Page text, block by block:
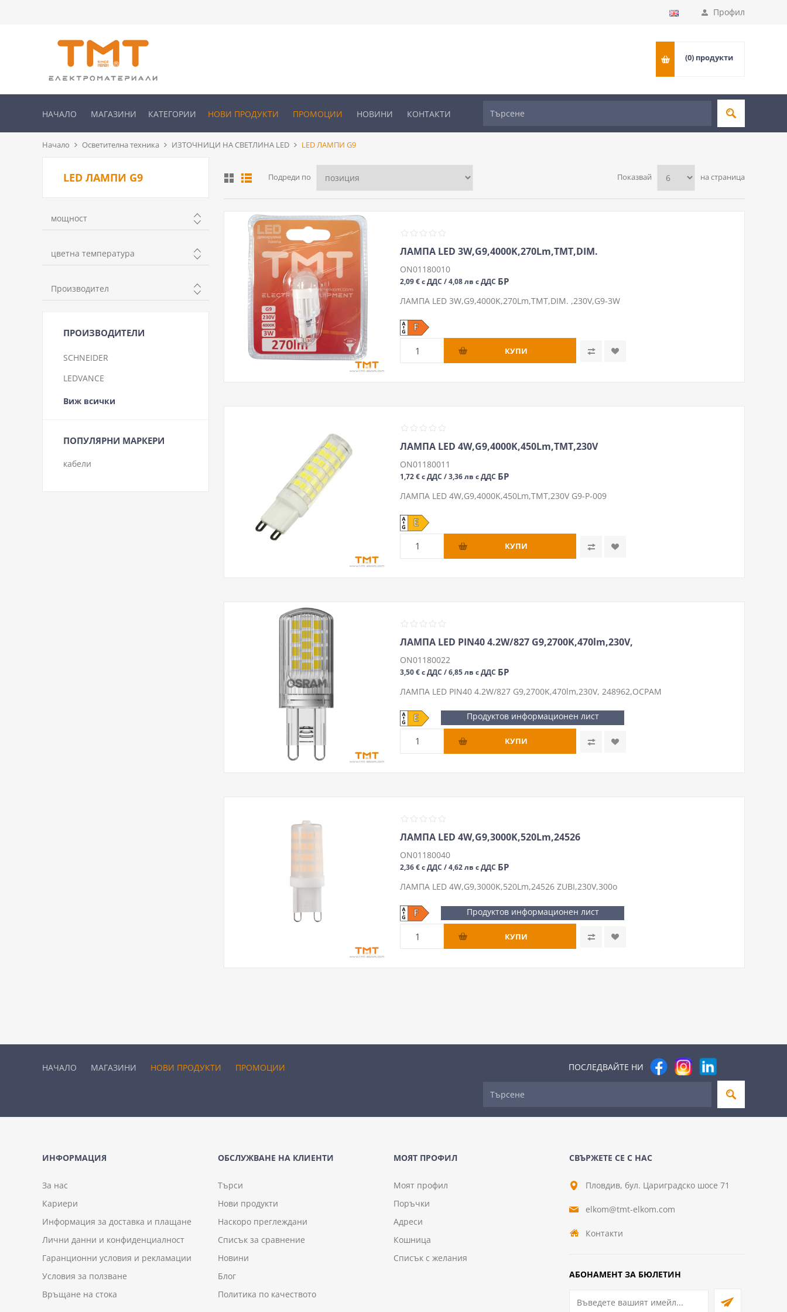
Профил
(0) продукти
НАЧАЛО МАГАЗИНИ КАТЕГОРИИ НОВИ ПРОДУКТИ ПРОМОЦИИ НОВИНИ КОНТАКТИ
Начало Осветителна техника ИЗТОЧНИЦИ НА СВЕТЛИНА LED LED ЛАМПИ G9
Подреди по Показвай на страница
ЛАМПА LED 3W,G9,4000K,270Lm,ТМТ,DIM.
ON01180010
2,09 € с ДДС / 4,08 лв с ДДС БР
ЛАМПА LED 3W,G9,4000K,270Lm,ТМТ,DIM. ,230V,G9-3W
ЛАМПА LED 4W,G9,4000K,450Lm,ТМТ,230V
ON01180011
1,72 € с ДДС / 3,36 лв с ДДС БР
ЛАМПА LED 4W,G9,4000K,450Lm,ТМТ,230V G9-P-009
ЛАМПА LED PIN40 4.2W/827 G9,2700K,470lm,230V,
ON01180022
3,50 € с ДДС / 6,85 лв с ДДС БР
ЛАМПА LED PIN40 4.2W/827 G9,2700K,470lm,230V, 248962,ОСРАМ
Продуктов информационен лист
ЛАМПА LED 4W,G9,3000K,520Lm,24526
ON01180040
2,36 € с ДДС / 4,62 лв с ДДС БР
ЛАМПА LED 4W,G9,3000K,520Lm,24526 ZUBI,230V,300o
Продуктов информационен лист
LED ЛАМПИ G9
мощност
цветна температура
Производител
WELLUX
ПРОИЗВОДИТЕЛИ
SCHNEIDER
LEDVANCE
Виж всички
ПОПУЛЯРНИ МАРКЕРИ
кабели
ПОСЛЕДВАЙТЕ НИ
НАЧАЛО МАГАЗИНИ НОВИ ПРОДУКТИ ПРОМОЦИИ
ИНФОРМАЦИЯ
За нас
Кариери
Информация за доставка и плащане
Лични данни и конфиденциалност
Гаранционни условия и рекламации
Условия за ползване
Връщане на стока
ОБСЛУЖВАНЕ НА КЛИЕНТИ
Търси
Нови продукти
Наскоро преглеждани
Списък за сравнение
Новини
Блог
Политика по качеството
МОЯТ ПРОФИЛ
Моят профил
Поръчки
Адреси
Кошница
Списък с желания
СВЪРЖЕТЕ СЕ С НАС
Пловдив, бул. Цариградско шосе 71
elkom@tmt-elkom.com
Контакти
АБОНАМЕНТ ЗА БЮЛЕТИН